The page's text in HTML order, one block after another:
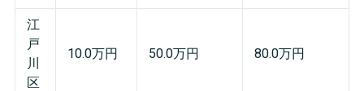
江
戸
川
区
10.0万円 50.0万円 80.0万円